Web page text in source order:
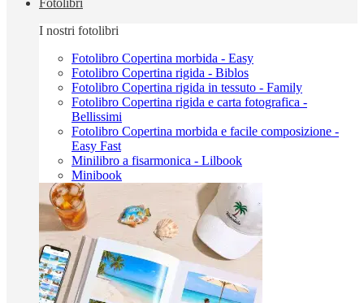
Fotolibri
I nostri fotolibri
Fotolibro Copertina morbida - Easy
Fotolibro Copertina rigida - Biblos
Fotolibro Copertina rigida in tessuto - Family
Fotolibro Copertina rigida e carta fotografica -
Bellissimi
Fotolibro Copertina morbida e facile composizione -
Easy Fast
Minilibro a fisarmonica - Lilbook
Minibook